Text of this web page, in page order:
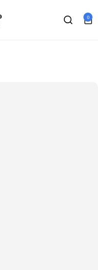
Search
0